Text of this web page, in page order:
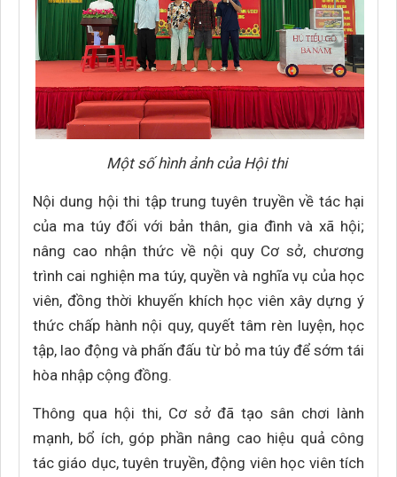
Một số hình ảnh của Hội thi
Nội dung hội thi tập trung tuyên truyền về tác hại
của ma túy đối với bản thân, gia đình và xã hội;
nâng cao nhận thức về nội quy Cơ sở, chương
trình cai nghiện ma túy, quyền và nghĩa vụ của học
viên, đồng thời khuyến khích học viên xây dựng ý
thức chấp hành nội quy, quyết tâm rèn luyện, học
tập, lao động và phấn đấu từ bỏ ma túy để sớm tái
hòa nhập cộng đồng.
Thông qua hội thi, Cơ sở đã tạo sân chơi lành
mạnh, bổ ích, góp phần nâng cao hiệu quả công
tác giáo dục, tuyên truyền, động viên học viên tích